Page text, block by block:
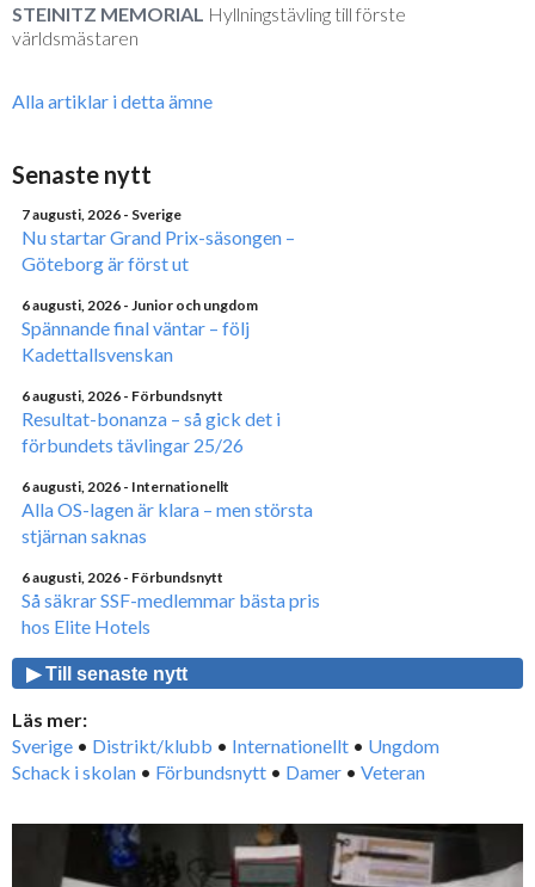
STEINITZ MEMORIAL Hyllningstävling till förste
världsmästaren
Alla artiklar i detta ämne
Senaste nytt
7 augusti, 2026 - Sverige
Nu startar Grand Prix-säsongen –
Göteborg är först ut
6 augusti, 2026 - Junior och ungdom
Spännande final väntar – följ
Kadettallsvenskan
6 augusti, 2026 - Förbundsnytt
Resultat-bonanza – så gick det i
förbundets tävlingar 25/26
6 augusti, 2026 - Internationellt
Alla OS-lagen är klara – men största
stjärnan saknas
6 augusti, 2026 - Förbundsnytt
Så säkrar SSF-medlemmar bästa pris
hos Elite Hotels
▶ Till senaste nytt
Läs mer:
Sverige • Distrikt/klubb • Internationellt • Ungdom
Schack i skolan • Förbundsnytt • Damer • Veteran